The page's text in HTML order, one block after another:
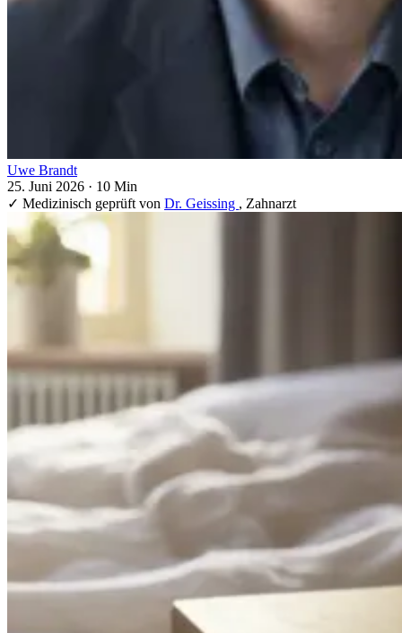
Uwe Brandt
25. Juni 2026 · 10 Min
✓ Medizinisch geprüft von Dr. Geissing , Zahnarzt